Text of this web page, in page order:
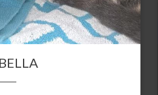
BELLA